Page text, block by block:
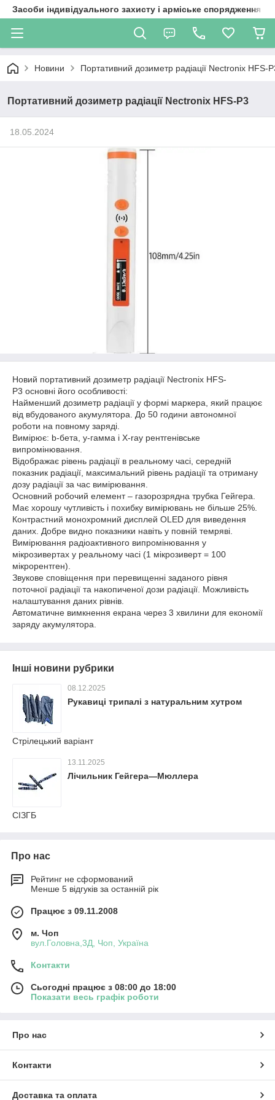
Засоби індивідуального захисту і арміське спорядження
Новини Портативний дозиметр радіації Nectronix HFS-
Портативний дозиметр радіації Nectronix HFS-P3
18.05.2024
Новий портативний дозиметр радіації Nectronix HFS-
P3 основні його особливості:
Найменший дозиметр радіації у формі маркера, який працює
від вбудованого акумулятора. До 50 години автономної
роботи на повному заряді.
Вимірює: b-бета, y-гамма і X-ray рентгенівське
випромінювання.
Відображає рівень радіації в реальному часі, середній
показник радіації, максимальний рівень радіації та отриману
дозу радіації за час вимірювання.
Основний робочий елемент – газорозрядна трубка Гейгера.
Має хорошу чутливість і похибку вимірювань не більше 25%.
Контрастний монохромний дисплей OLED для виведення
даних. Добре видно показники навіть у повній темряві.
Вимірювання радіоактивного випромінювання у
мікрозивертах у реальному часі (1 мікрозиверт = 100
мікрорентген).
Звукове сповіщення при перевищенні заданого рівня
поточної радіації та накопиченої дози радіації. Можливість
налаштування даних рівнів.
Автоматичне вимкнення екрана через 3 хвилини для економії
заряду акумулятора.
Інші новини рубрики
08.12.2025
Рукавиці трипалі з натуральним хутром
Стрілецький варіант
13.11.2025
Лічильник Гейгера—Мюллера
СІЗГБ
Про нас
Рейтинг не сформований
Менше 5 відгуків за останній рік
Працює з 09.11.2008
м. Чоп
вул.Головна,3Д, Чоп, Україна
Контакти
Сьогодні працює з 08:00 до 18:00
Показати весь графік роботи
Про нас
Контакти
Доставка та оплата